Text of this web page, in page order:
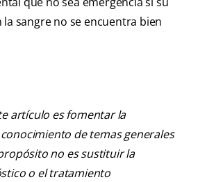
la sangre no se encuentra bien
artículo es fomentar la
de temas generales
no es sustituir la
o el tratamiento